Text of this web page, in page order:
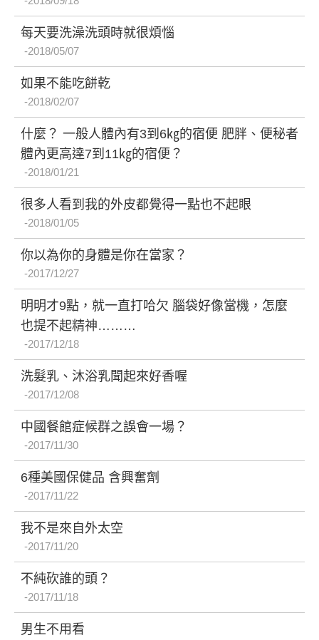
每天要洗澡洗頭時就很煩惱
2018/05/07
如果不能吃餅乾
2018/02/07
什麼？ 一般人體內有3到6㎏的宿便 肥胖、便秘者
體內更高達7到11㎏的宿便？
2018/01/21
很多人看到我的外皮都覺得一點也不起眼
2018/01/05
你以為你的身體是你在當家？
2017/12/27
明明才9點，就一直打哈欠 腦袋好像當機，怎麼
也提不起精神………
2017/12/18
洗髮乳、沐浴乳聞起來好香喔
2017/12/08
中國餐館症候群之誤會一場？
2017/11/30
6種美國保健品 含興奮劑
2017/11/22
我不是來自外太空
2017/11/20
不純砍誰的頭？
2017/11/18
男生不用看